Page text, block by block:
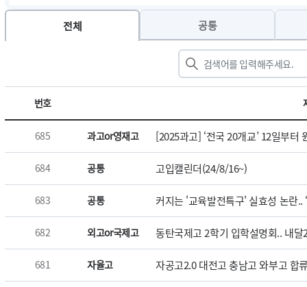
전체 공통
번호
685 과고or영재고 [2025과고] ‘전국 20개교’ 12일부터 원
684 공통 고입캘린더(24/8/16~)
683 공통 커지는 '교육발전특구' 실효성 논란..
682 외고or국제고 동탄국제고 2학기 입학설명회.. 내
681 자율고 자공고2.0 대전고 충남고 와부고 합류